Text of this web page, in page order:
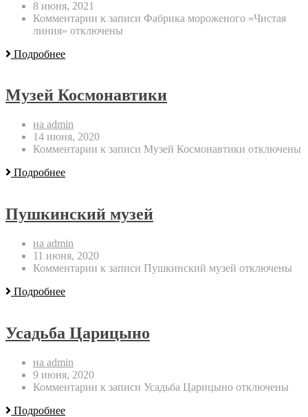
8 июня, 2021
Комментарии к записи Фабрика мороженого «Чистая
линия» отключены
Подробнее
Музей Космонавтики
на admin
14 июня, 2020
Комментарии к записи Музей Космонавтики отключены
Подробнее
Пушкинский музей
на admin
11 июня, 2020
Комментарии к записи Пушкинский музей отключены
Подробнее
Усадьба Царицыно
на admin
9 июня, 2020
Комментарии к записи Усадьба Царицыно отключены
Подробнее